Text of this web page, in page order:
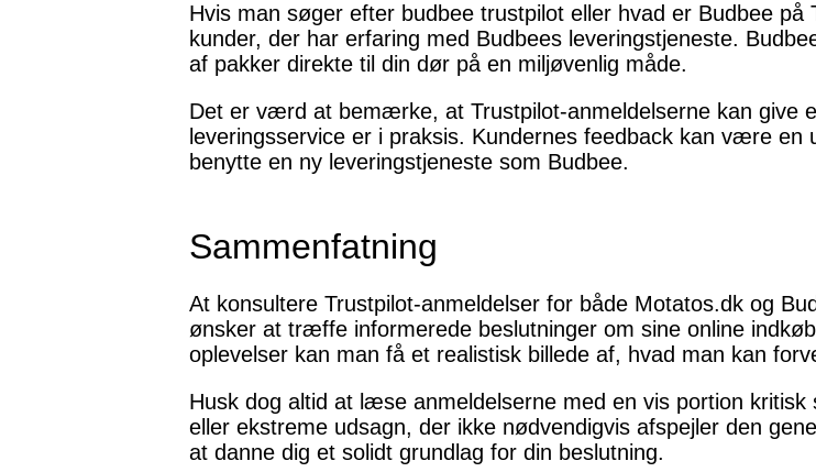
Hvis man søger efter budbee trustpilot eller hvad er Budbee
kunder, der har erfaring med Budbees leveringstjeneste.
af pakker direkte til din dør på en miljøvenlig måde.
Det er værd at bemærke, at Trustpilot-anmeldelserne kan give
leveringsservice er i praksis. Kundernes feedback kan være
benytte en ny leveringstjeneste som Budbee.
Sammenfatning
At konsultere Trustpilot-anmeldelser for både Motatos.dk og
ønsker at træffe informerede beslutninger om sine online
oplevelser kan man få et realistisk billede af, hvad man kan
Husk dog altid at læse anmeldelserne med en vis portion
eller ekstreme udsagn, der ikke nødvendigvis afspejler den
at danne dig et solidt grundlag for din beslutning.